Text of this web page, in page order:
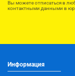
Вы можете отписаться в
контактными данными в
Информация